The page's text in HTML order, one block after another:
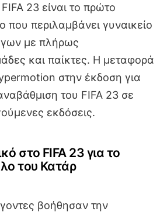
23 είναι το πρώτο
που περιλαμβάνει γυναικείο
με πλήρως
και παίκτες. Η μεταφορά
στην έκδοση για
του FIFA 23 σε
εκδόσεις.
στο FIFA 23 για το
του Κατάρ
βοήθησαν την